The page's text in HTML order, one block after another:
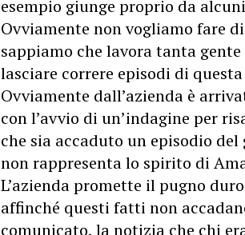
esempio giunge proprio da
Ovviamente non vogliamo fare
sappiamo che lavora tanta
lasciare correre episodi di
Ovviamente dall’azienda è
con l’avvio di un’indagine per
che sia accaduto un episodio del
non rappresenta lo spirito di
L’azienda promette il pugno
affinché questi fatti non
comunicato, la notizia che chi